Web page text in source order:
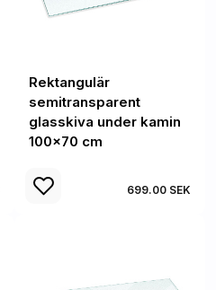
Rektangulär
semitransparent
glasskiva under kamin
100x70 cm
699.00 SEK